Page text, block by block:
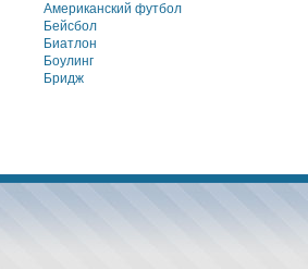
Американский футбол
Бейсбол
Биатлон
Боулинг
Бридж